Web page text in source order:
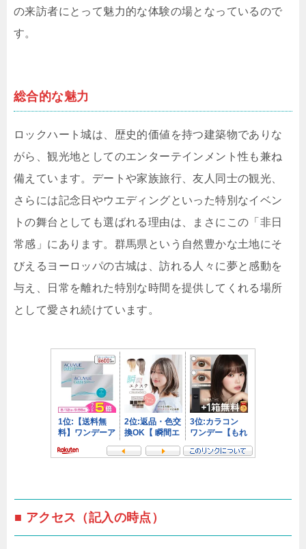
の来訪者にとって魅力的な体験の場となっているので
す。
総合的な魅力
ロックハート城は、歴史的価値を持つ建築物でありな
がら、観光地としてのエンターテインメント性も兼ね
備えています。デートや家族旅行、友人同士の観光、
さらには記念日やウエディングといった特別なイベン
トの舞台としても選ばれる理由は、まさにこの「非日
常感」にあります。群馬県という自然豊かな土地にそ
びえるヨーロッパの古城は、訪れる人々に夢と感動を
与え、日常を離れた特別な時間を提供してくれる場所
として愛され続けています。
■ アクセス（記入の時点）